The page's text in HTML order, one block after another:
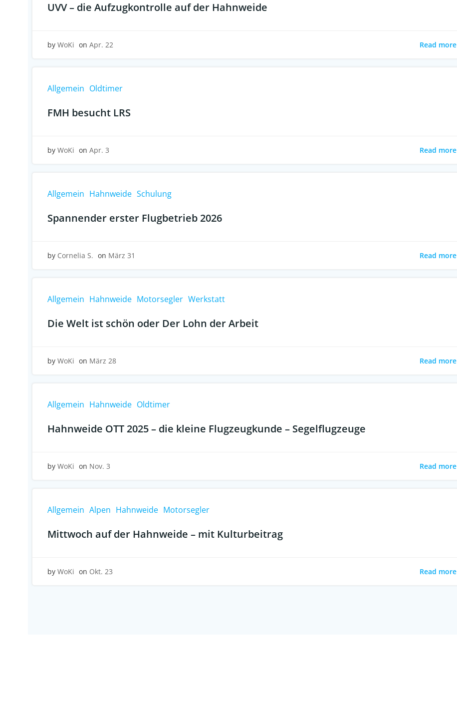
UVV – die Aufzugkontrolle auf der Hahnweide
by WoKi on Apr. 22 Read more
Allgemein Oldtimer
FMH besucht LRS
by WoKi on Apr. 3 Read more
Allgemein Hahnweide Schulung
Spannender erster Flugbetrieb 2026
by Cornelia S. on März 31 Read more
Allgemein Hahnweide Motorsegler Werkstatt
Die Welt ist schön oder Der Lohn der Arbeit
by WoKi on März 28 Read more
Allgemein Hahnweide Oldtimer
Hahnweide OTT 2025 – die kleine Flugzeugkunde – Segelflugzeuge
by WoKi on Nov. 3 Read more
Allgemein Alpen Hahnweide Motorsegler
Mittwoch auf der Hahnweide – mit Kulturbeitrag
by WoKi on Okt. 23 Read more